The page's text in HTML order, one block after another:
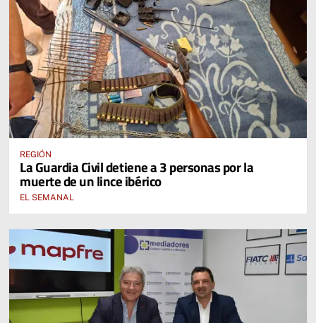
REGIÓN
La Guardia Civil detiene a 3 personas por la
muerte de un lince ibérico
EL SEMANAL